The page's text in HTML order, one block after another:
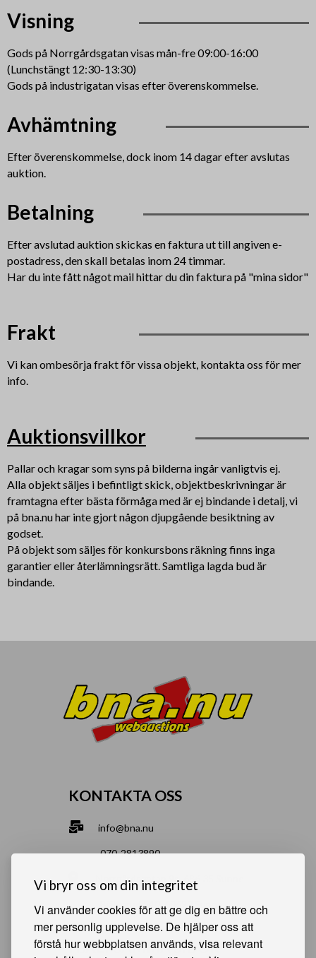
Vi bryr oss om din integritet
Vi använder cookies för att ge dig en bättre och
mer personlig upplevelse. De hjälper oss att
förstå hur webbplatsen används, visa relevant
Visning
Gods på Norrgårdsgatan visas mån-fre 09:00-16:00
(Lunchstängt 12:30-13:30)
Gods på industrigatan visas efter överenskommelse.
Avhämtning
Efter överenskommelse, dock inom 14 dagar efter avslutas
auktion.
Betalning
Efter avslutad auktion skickas en faktura ut till angiven e-
postadress, den skall betalas inom 24 timmar.
Har du inte fått något mail hittar du din faktura på "mina sidor"
Frakt
Vi kan ombesörja frakt för vissa objekt, kontakta oss för mer
info.
Auktionsvillkor
Pallar och kragar som syns på bilderna ingår vanligtvis ej.
Alla objekt säljes i befintligt skick, objektbeskrivningar är
framtagna efter bästa förmåga med är ej bindande i detalj, vi
på bna.nu har inte gjort någon djupgående besiktning av
godset.
På objekt som säljes för konkursbons räkning finns inga
garantier eller återlämningsrätt. Samtliga lagda bud är
bindande.
KONTAKTA OSS
info@bna.nu
070-2813890
Norrgårdsgatan 9a, 686 35 Sunne
Bjälverud 540, 68693 Sunne
HJÄLPSAMMA SIDOR